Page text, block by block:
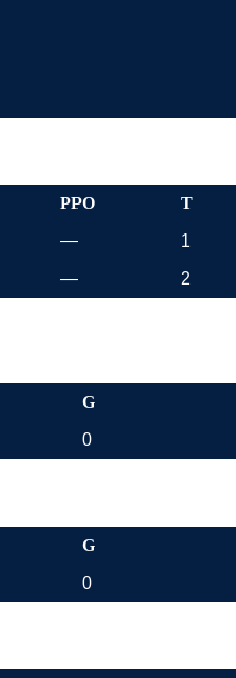
PPO T
— 1
— 2
G
0
G
0